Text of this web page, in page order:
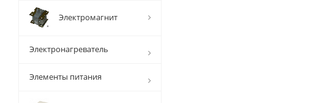
Электромагнит
Электронагреватель
Элементы питания